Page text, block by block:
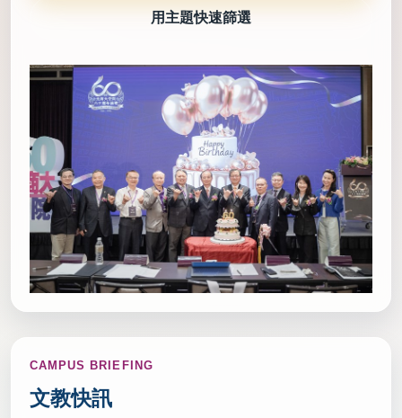
用主題快速篩選
CAMPUS BRIEFING
文教快訊